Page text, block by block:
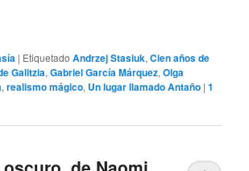
| Etiquetado Andrzej Stasiuk,Cien años de
Galitzia,Gabriel García Márquez,Olga
,realismo mágico, Un lugar llamado Antaño |1